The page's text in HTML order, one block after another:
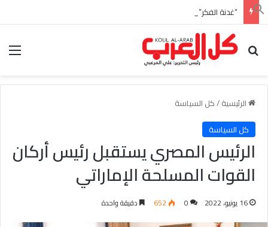
“غدنة الفكر” للأديب السعودي احمد بن عبدالله العبدالنبي
بحث عن
الرئيسية/كل السياسة
كل السياسة
الرئيس المصري يستقبل رئيس أركان
القوات المسلحة الإماراتي
16 يونيو، 2022 0
652 دقيقة واحدة